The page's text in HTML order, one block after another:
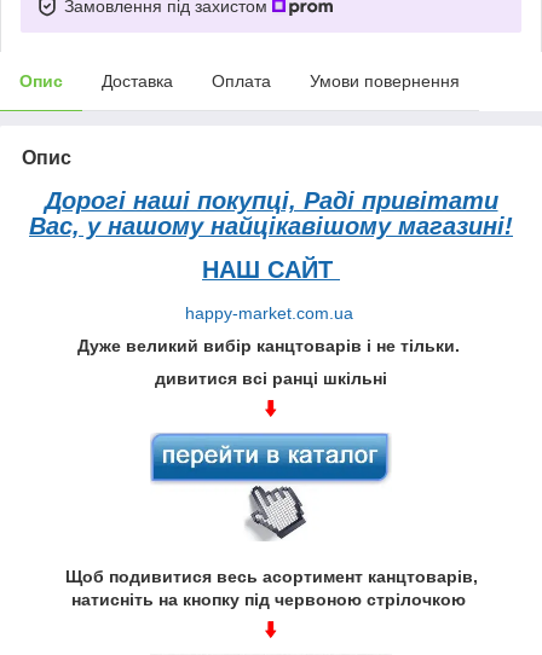
Замовлення під захистом
Опис Доставка Оплата Умови повернення
Опис
Дорогі наші покупці, Раді привітати
Вас, у нашому найцікавішому магазині!
НАШ САЙТ
happy-market.com.ua
Дуже великий вибір канцтоварів і не тільки.
дивитися всі ранці шкільні
Щоб подивитися весь асортимент канцтоварів,
натисніть на кнопку під червоною стрілочкою